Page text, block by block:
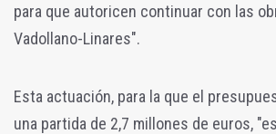
para que autoricen continuar con las
Vadollano-Linares".
Esta actuación, para la que el
una partida de 2,7 millones de euros,